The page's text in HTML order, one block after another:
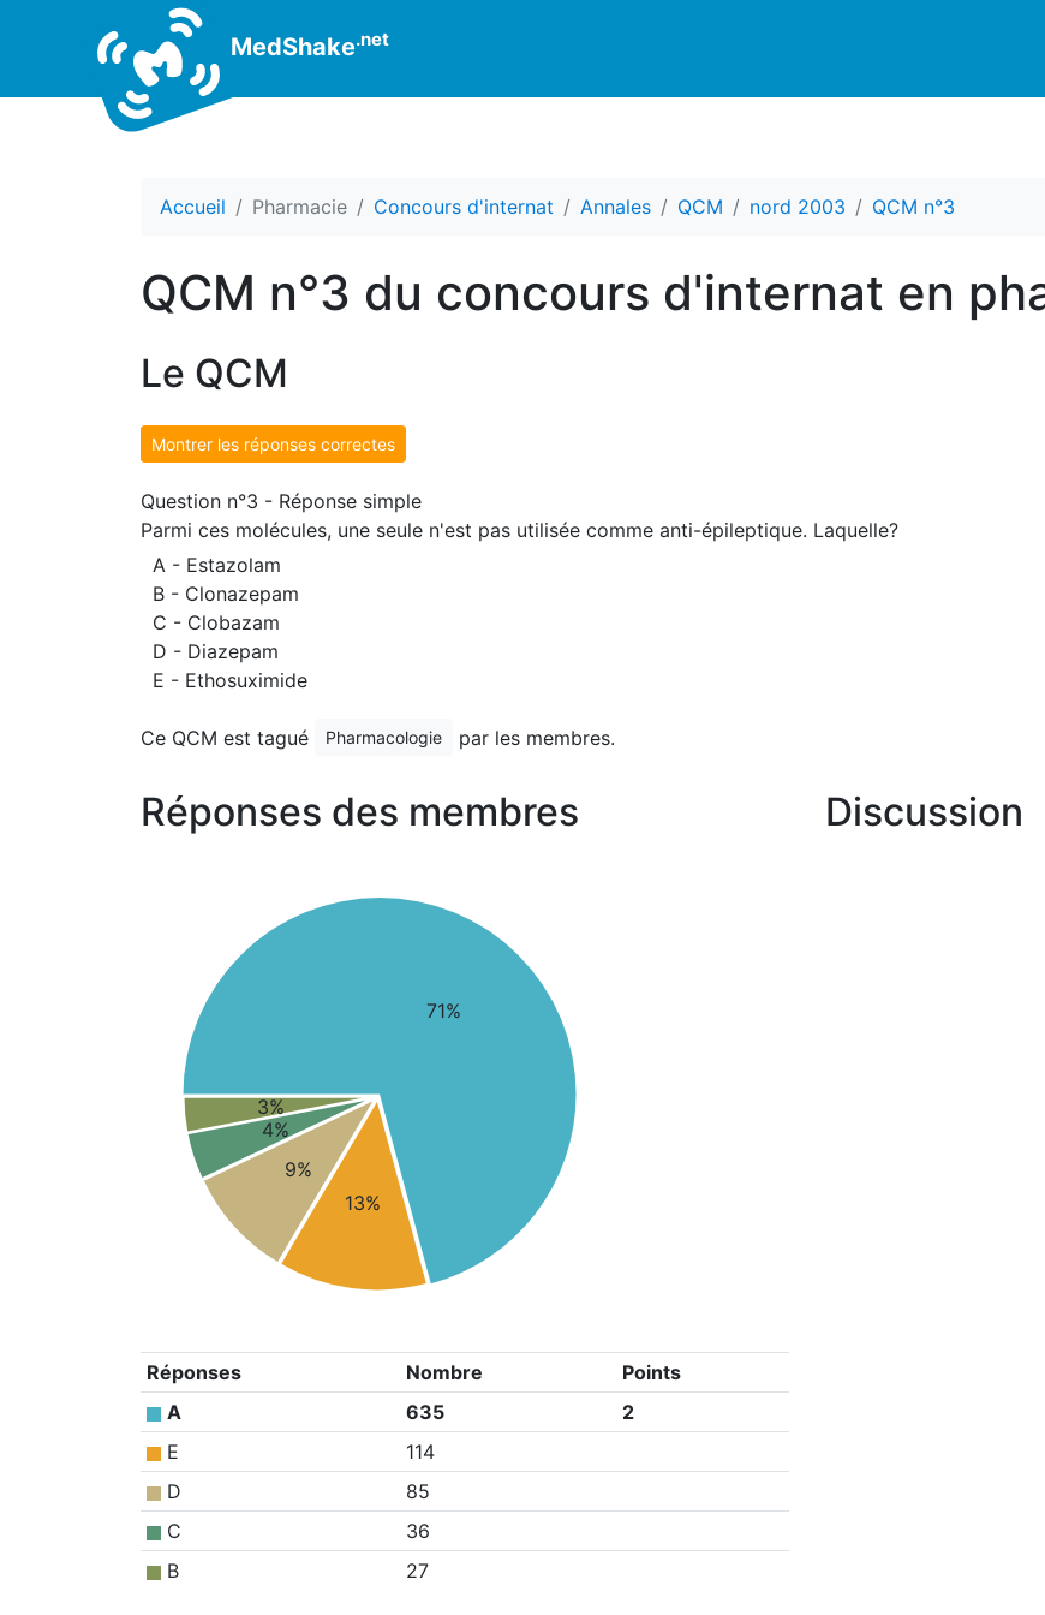
MedShake.net
Accueil Pharmacie Concours d'internat Annales QCM nord 2003 QCM n°3
QCM n°3 du concours d'internat en
Le QCM
Montrer les réponses correctes
Question n°3 - Réponse simple
Parmi ces molécules, une seule n'est pas utilisée comme anti-épileptique. Laquelle?
A - Estazolam
B - Clonazepam
C - Clobazam
D - Diazepam
E - Ethosuximide
Ce QCM est tagué Pharmacologie par les membres.
Réponses des membres
71%
13%
9%
4%
3%
Réponses Nombre
Points
A
635
2
E
114
D
85
C
36
B
27
Discussion